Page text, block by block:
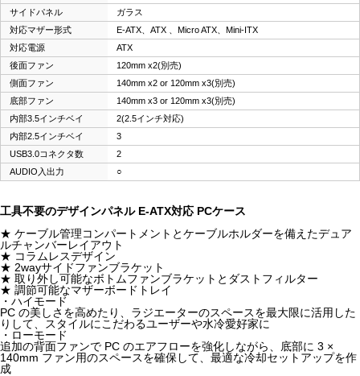
サイドパネル
ガラス
対応マザー形式
E-ATX、ATX 、Micro ATX、Mini-ITX
対応電源
ATX
後面ファン
120mm x2(別売)
側面ファン
140mm x2 or 120mm x3(別売)
底部ファン
140mm x3 or 120mm x3(別売)
内部3.5インチベイ
2(2.5インチ対応)
内部2.5インチベイ
3
USB3.0コネクタ数
2
AUDIO入出力
○
工具不要のデザインパネル E-ATX対応 PCケース
★ ケーブル管理コンパートメントとケーブルホルダーを備えたデュア
ルチャンバーレイアウト
★ コラムレスデザイン
★ 2wayサイドファンブラケット
★ 取り外し可能なボトムファンブラケットとダストフィルター
★ 調節可能なマザーボードトレイ
・ハイモード
PC の美しさを高めたり、ラジエーターのスペースを最大限に活用した
りして、スタイルにこだわるユーザーや水冷愛好家に
・ローモード
追加の背面ファンで PC のエアフローを強化しながら、底部に 3 ×
140mm ファン用のスペースを確保して、最適な冷却セットアップを作
成